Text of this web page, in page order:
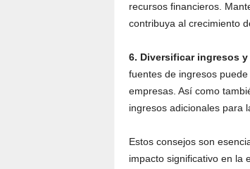
recursos financieros.
contribuya al crecimiento
6. Diversificar ingresos
fuentes de ingresos
empresas. Así como
ingresos adicionales para
Estos consejos son
impacto significativo en la